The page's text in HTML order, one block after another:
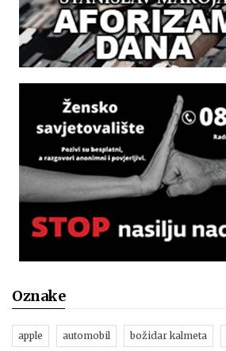
Oznake
apple automobil božidar kalmeta